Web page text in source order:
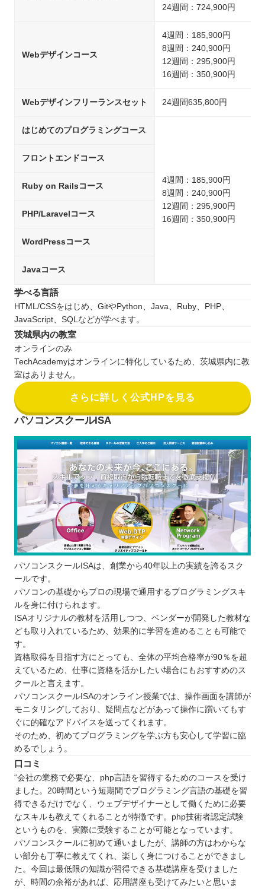
24週間：724,900円
Webデザインコース
4週間：185,900円
8週間：240,900円
12週間：295,900円
16週間：350,900円
Webデザインフリーランスセット 24週間635,800円
はじめてのプログラミングコース
4週間：185,900円
8週間：240,900円
12週間：295,900円
16週間：350,900円
フロントエンドコース
Ruby on Railsコース
PHP/Laravelコース
WordPressコース
Javaコース
学べる言語
HTML/CSSをはじめ、GitやPython、Java、Ruby、PHP、
JavaScript、SQLなどが学べます。
茨城県内の教室
オンラインのみ
TechAcademyはオンラインに特化しているため、茨城県内に教
室はありません。
さらに詳しく公式HPを見る
パソコンスクールISA
パソコンスクールISAは、創業から40年以上の実績を誇るスク
ールです。
パソコンの基礎からプロの現場で通用するプログラミングスキ
ルを身に付けられます。
ISAオリジナルの教材を活用しつつ、ベンダーが開発した教材な
ども取り入れているため、効果的に学習を進めることも可能で
す。
資格取得を目指す方にとっても、全体の平均合格率が90％を超
えているため、仕事に資格を活かしたい場合にもおすすめのス
クールと言えます。
パソコンスクールISAのオンライン授業では、操作画面を講師が
モニタリングしており、疑問点などがあって操作に躓いてもす
ぐに的確なアドバイスを送ってくれます。
そのため、初めてプログラミングを学ぶ方も安心して学習に臨
めるでしょう。
口コミ
“会社の業務で必要な、php言語を習得するためのコースを受け
ました。20時間という短期間でプログラミング言語の基礎を習
得できるだけでなく、ウェブデザイナーとして働くために必要
なスキルも教えてくれることが特徴です。php技術者認定試験
というものを、実際に受験することが可能となっています。
パソコンスクールに初めて通いましたが、講師の方はわからな
い部分も丁寧に教えてくれ、楽しく身につけることができまし
た。今回は最低限の知識が習得できる基礎講座を受けました
が、時間の余裕があれば、応用講座も受けてみたいと思いま